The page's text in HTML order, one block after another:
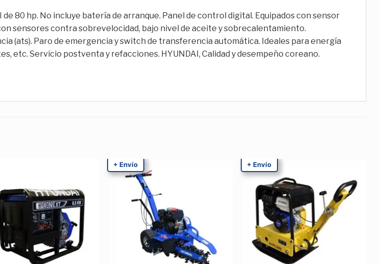
80 hp. No incluye batería de arranque. Panel de control digital. Equipados con sensor
sensores contra sobrevelocidad, bajo nivel de aceite y sobrecalentamiento.
(ats). Paro de emergencia y switch de transferencia automática. Ideales para energía
etc. Servicio postventa y refacciones. HYUNDAI, Calidad y desempeño coreano.
Añadir
a la
Lista de
deseos
+ Envío + Envío
Añadir
a la
Lista de